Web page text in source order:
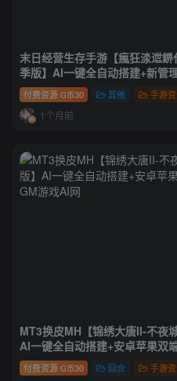
末日经营生存手游【瘋狂渁迣
季版】AI一键全自动搭建+新管
后台+PC安卓苹果
付费资源 G币30 其他 手游
1个月前
MT3换皮MH【锦绣大唐II-不夜
AI一键全自动搭建+安卓苹果双
付费资源 G币30 回合 手游